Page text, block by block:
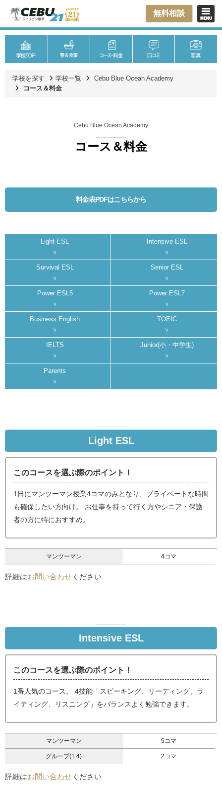
無料相談
学校を探す 学校一覧
Cebu Blue Ocean Academy
コース＆料金
Cebu Blue Ocean Academy
コース＆料金
料金表PDFはこちらから
Light ESL Intensive ESL
Survival ESL Senior ESL
Power ESL5 Power ESL7
Business English TOEIC
IELTS Junior(小・中学生)
Parents
Light ESL
このコースを選ぶ際のポイント！
1日にマンツーマン授業4コマのみとなり、プライベートな時間
も確保したい方向け。 お仕事を持って行く方やシニア・保護
者の方に特におすすめ。
マンツーマン 4コマ
詳細はお問い合わせ ください
Intensive ESL
このコースを選ぶ際のポイント！
1番人気のコース。 4技能「スピーキング、リーディング、ラ
イティング、リスニング」をバランスよく勉強できます。
マンツーマン 5コマ
グループ(1:4) 2コマ
詳細はお問い合わせ ください